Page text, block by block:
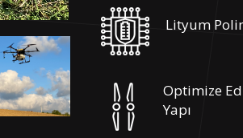
Lityum
Optimize
Yapı